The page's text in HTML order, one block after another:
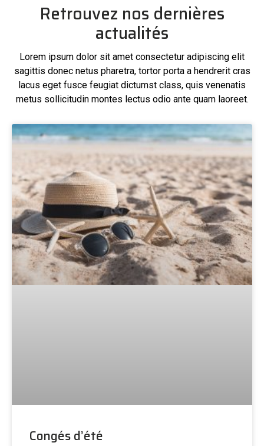
Retrouvez nos dernières
actualités
Lorem ipsum dolor sit amet consectetur adipiscing elit
sagittis donec netus pharetra, tortor porta a hendrerit cras
lacus eget fusce feugiat dictumst class, quis venenatis
metus sollicitudin montes lectus odio ante quam laoreet.
Congés d’été